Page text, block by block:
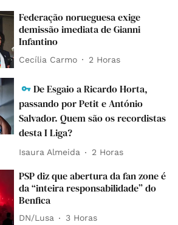
Federação norueguesa exige
demissão imediata de Gianni
Infantino
Cecília Carmo 2 Horas
De Esgaio a Ricardo Horta,
passando por Petit e António
Salvador. Quem são os recordistas
desta I Liga?
Isaura Almeida 2 Horas
PSP diz que abertura da fan zone é
da “inteira responsabilidade” do
Benfica
DN/Lusa 3 Horas